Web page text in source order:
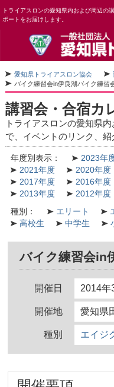
トライアスロンの愛知県内および周辺の
ポートをお届けします。
愛知県トライアスロン協会
バイク練習会in伊良湖バイク練習
講習会・合宿カ
トライアスロンの愛知県
で、イベントのリンク、紹
年度別表示： 2023年
2021年度
2020年度
2017年度
2016年度
2013年度
2012年度
種別：
エリート
高校生
中学生
バイク練習会in
開催日 2014年
開催地 愛知県
種別 エイジ